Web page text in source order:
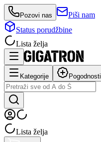
Pozovi nas
Piši nam
Status porudžbine
Lista želja
Kategorije Pogodnosti
Lista želja